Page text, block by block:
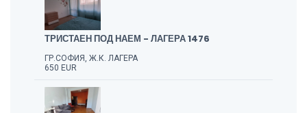
ТРИСТАЕН ПОД НАЕМ - ЛАГЕРА 1476
ГР.СОФИЯ, Ж.К. ЛАГЕРА
650 EUR